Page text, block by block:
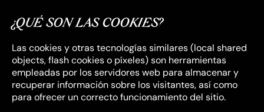
¿QUÉ SON LAS COOKIES?
Lascookiesy otras tecnologías similares (local shared
objects, flash cookies o píxeles) son herramientas
empleadas por los servidores web para almacenar y
recuperar información sobre los visitantes, así como
para ofrecer un correcto funcionamiento del sitio.